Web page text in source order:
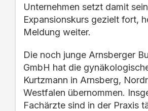
Unternehmen setzt damit
Expansionskurs gezielt fort,
Meldung weiter.
Die noch junge Arnsberger
GmbH hat die
Kurtzmann in Arnsberg,
Westfalen übernommen.
Fachärzte sind in der Praxis